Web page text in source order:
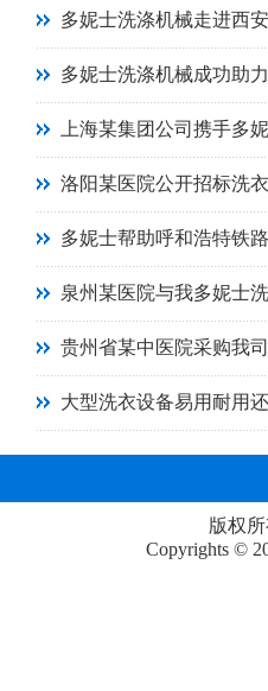
多妮士洗涤机械走进西
多妮士洗涤机械成功助
上海某集团公司携手多
洛阳某医院公开招标洗
多妮士帮助呼和浩特铁
泉州某医院与我多妮士
贵州省某中医院采购我
大型洗衣设备易用耐用
版权
Copyrights ©